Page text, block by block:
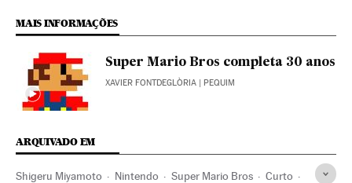
MAIS INFORMAÇÕES
Super Mario Bros completa 30 anos
XAVIER FONTDEGLÒRIA | PEQUIM
ARQUIVADO EM
Shigeru Miyamoto Nintendo Super Mario Bros Curto